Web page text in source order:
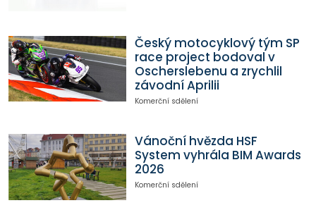
Český motocyklový tým SP
race project bodoval v
Oscherslebenu a zrychlil
závodní Aprilii
Komerční sdělení
Vánoční hvězda HSF
System vyhrála BIM Awards
2026
Komerční sdělení